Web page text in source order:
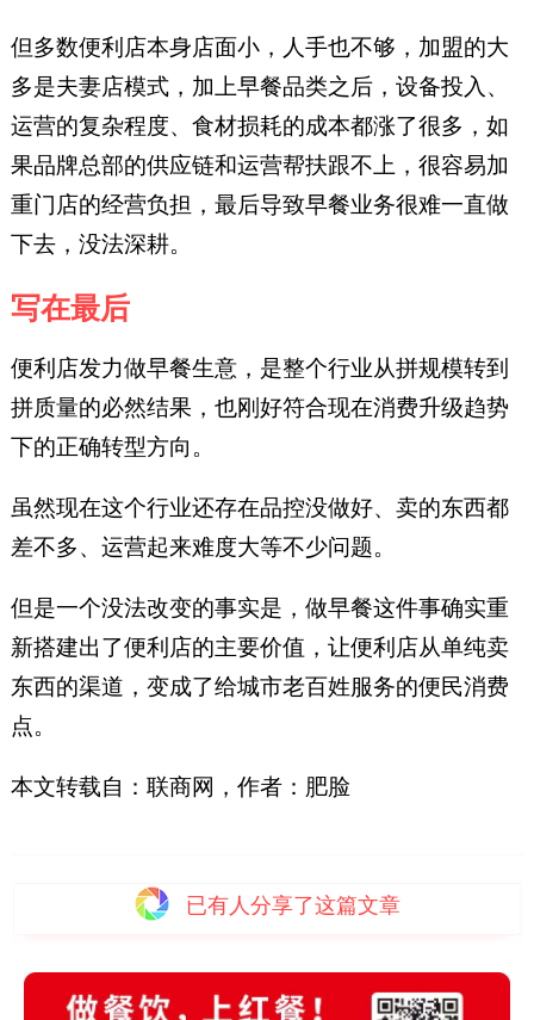
但多数便利店本身店面小，人手也不够，加盟的大
多是夫妻店模式，加上早餐品类之后，设备投入、
运营的复杂程度、食材损耗的成本都涨了很多，如
果品牌总部的供应链和运营帮扶跟不上，很容易加
重门店的经营负担，最后导致早餐业务很难一直做
下去，没法深耕。
写在最后
便利店发力做早餐生意，是整个行业从拼规模转到
拼质量的必然结果，也刚好符合现在消费升级趋势
下的正确转型方向。
虽然现在这个行业还存在品控没做好、卖的东西都
差不多、运营起来难度大等不少问题。
但是一个没法改变的事实是，做早餐这件事确实重
新搭建出了便利店的主要价值，让便利店从单纯卖
东西的渠道，变成了给城市老百姓服务的便民消费
点。
本文转载自：联商网，作者：肥脸
已有人分享了这篇文章